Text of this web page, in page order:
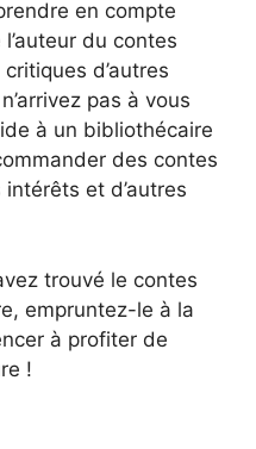
en compte
du contes
d’autres
pas à vous
à un bibliothécaire
des contes
et d’autres
trouvé le contes
empruntez-le à la
à profiter de
!